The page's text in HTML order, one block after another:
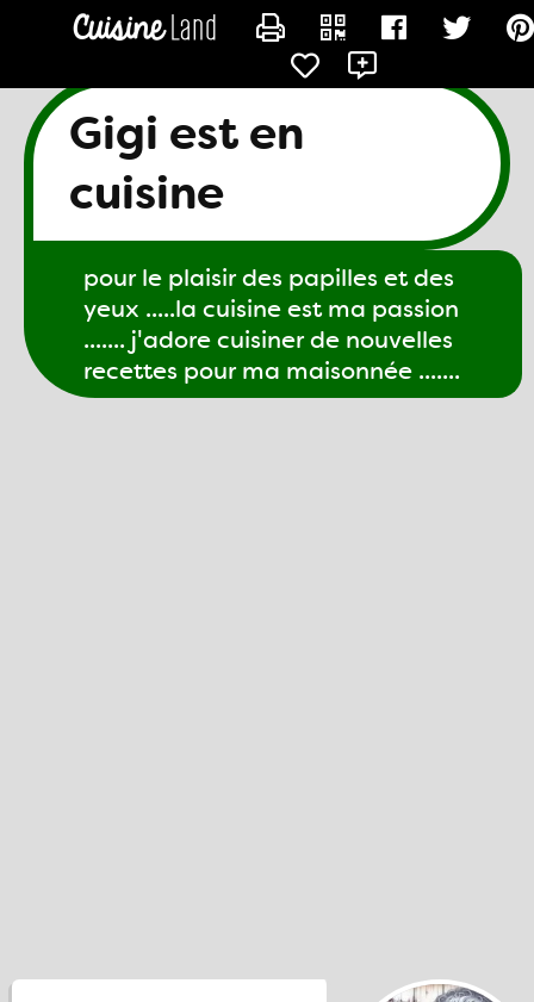
Gigi est en
cuisine
pour le plaisir des papilles et des
yeux .....la cuisine est ma passion
....... j'adore cuisiner de nouvelles
recettes pour ma maisonnée .......
CONTACTER GIGI61